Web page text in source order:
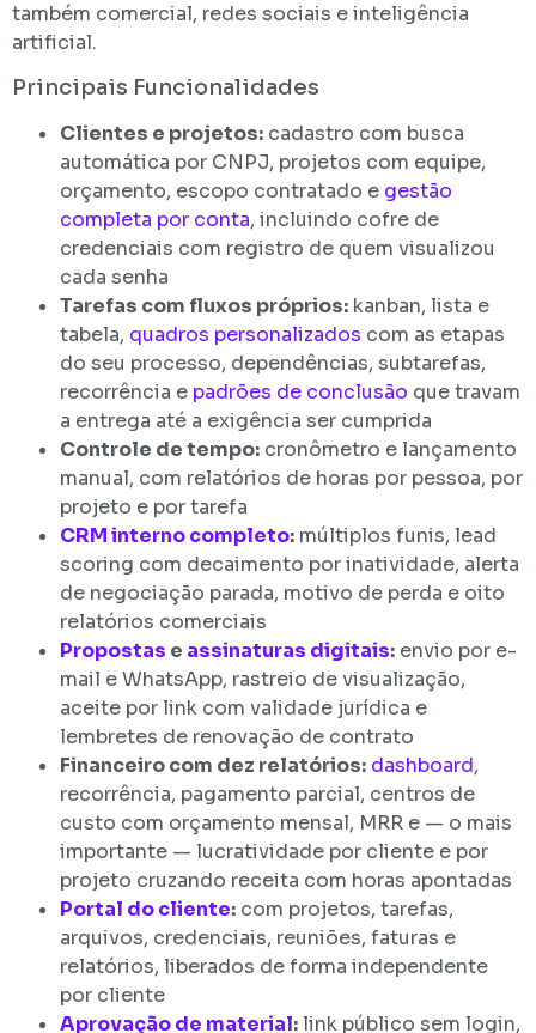
também comercial, redes sociais e inteligência
artificial.
Principais Funcionalidades
Clientes e projetos: cadastro com busca
automática por CNPJ, projetos com equipe,
orçamento, escopo contratado e gestão
completa por conta, incluindo cofre de
credenciais com registro de quem visualizou
cada senha
Tarefas com fluxos próprios: kanban, lista e
tabela, quadros personalizados com as etapas
do seu processo, dependências, subtarefas,
recorrência e padrões de conclusão que travam
a entrega até a exigência ser cumprida
Controle de tempo: cronômetro e lançamento
manual, com relatórios de horas por pessoa, por
projeto e por tarefa
CRM interno completo: múltiplos funis, lead
scoring com decaimento por inatividade, alerta
de negociação parada, motivo de perda e oito
relatórios comerciais
Propostas e assinaturas digitais: envio por e-
mail e WhatsApp, rastreio de visualização,
aceite por link com validade jurídica e
lembretes de renovação de contrato
Financeiro com dez relatórios: dashboard,
recorrência, pagamento parcial, centros de
custo com orçamento mensal, MRR e — o mais
importante — lucratividade por cliente e por
projeto cruzando receita com horas apontadas
Portal do cliente: com projetos, tarefas,
arquivos, credenciais, reuniões, faturas e
relatórios, liberados de forma independente
por cliente
Aprovação de material:link público sem login,